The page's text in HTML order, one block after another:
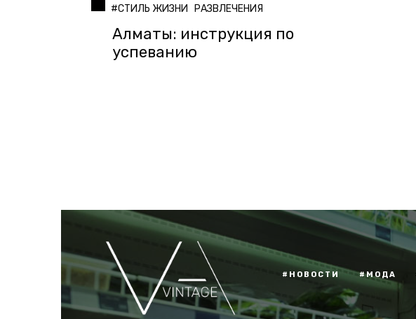
#СТИЛЬ ЖИЗНИ РАЗВЛЕЧЕНИЯ
Алматы: инструкция по
успеванию
#НОВОСТИ #МОДА